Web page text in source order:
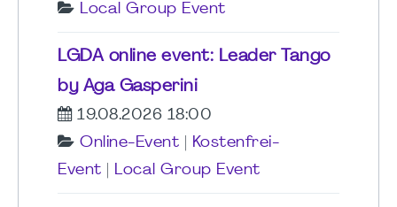
Local Group Event
LGDA online event: Leader Tango
by Aga Gasperini
19.08.2026 18:00
Online-Event
Kostenfrei-
Event
Local Group Event